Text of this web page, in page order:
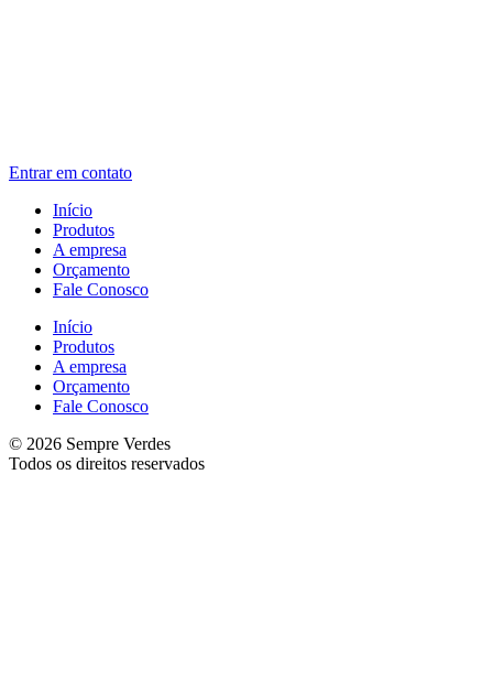
Entrar em contato
Início
Produtos
A empresa
Orçamento
Fale Conosco
Início
Produtos
A empresa
Orçamento
Fale Conosco
© 2026 Sempre Verdes
Todos os direitos reservados